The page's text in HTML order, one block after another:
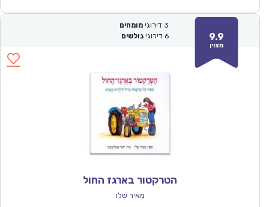
9.9
מצוין
3 דירוגי מומחים
6 דירוגי גולשים
הטרקטור בארגז החול
מאיר שלו